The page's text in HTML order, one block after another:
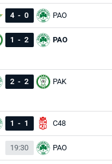
4 - 0 PAO
1 - 2
PAO
2 - 2
PAK
1 - 1 C48
19:30 PAO